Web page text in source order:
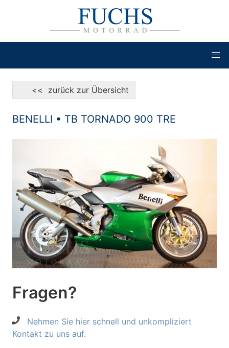
<< zurück zur Übersicht
BENELLI • TB TORNADO 900 TRE
Fragen?
Nehmen Sie hier schnell und unkompliziert
Kontakt zu uns auf.